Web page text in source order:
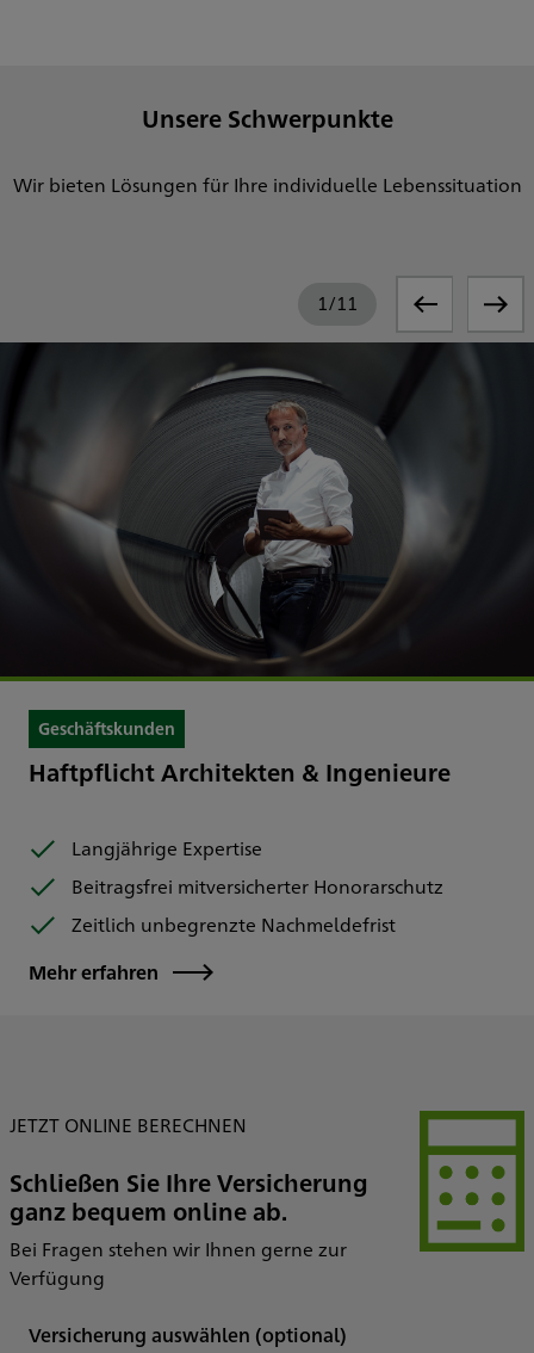
Unsere Schwerpunkte
Wir bieten Lösungen für Ihre individuelle Lebenssituation
1/11
Geschäftskunden
Haftpflicht Architekten & Ingenieure
Langjährige Expertise
Beitragsfrei mitversicherter Honorarschutz
Zeitlich unbegrenzte Nachmeldefrist
Mehr erfahren
JETZT ONLINE BERECHNEN
Schließen Sie Ihre Versicherung
ganz bequem online ab.
Bei Fragen stehen wir Ihnen gerne zur
Verfügung
Versicherung auswählen (optional)